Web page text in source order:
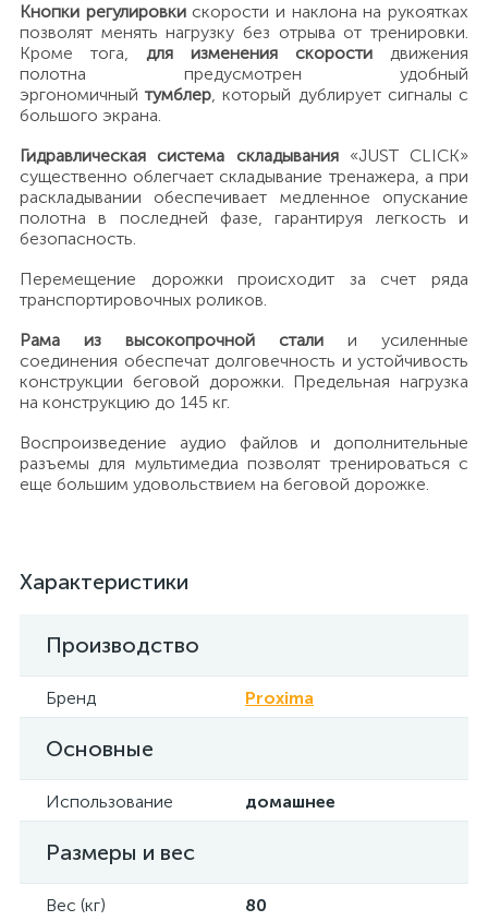
Кнопки регулировкискорости и наклона на рукоятках
позволят менять нагрузку без отрыва от тренировки.
Кроме тога, для изменения скорости движения
полотна предусмотрен удобный
эргономичныйтумблер, который дублирует сигналы с
большого экрана.
Гидравлическая система складывания«JUST CLICK»
существенно облегчает складывание тренажера, а при
раскладывании обеспечивает медленное опускание
полотна в последней фазе, гарантируя легкость и
безопасность.
Перемещение дорожки происходит за счет ряда
транспортировочных роликов.
Рама из высокопрочной стали и усиленные
соединения обеспечат долговечность и устойчивость
конструкции беговой дорожки. Предельная нагрузка
на конструкцию до 145 кг.
Воспроизведение аудио файлов и дополнительные
разъемы для мультимедиа позволят тренироваться с
еще большим удовольствием на беговой дорожке.
Характеристики
Производство
Бренд Proxima
Основные
Использование домашнее
Размеры и вес
Вес (кг) 80